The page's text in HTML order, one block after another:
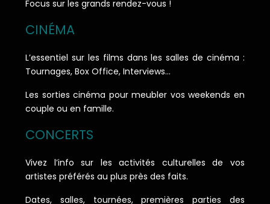
Focus sur les grands rendez-vous !
CINÉMA
L’essentiel sur les films dans les salles de cinéma :
Tournages, Box Office, Interviews…
Les sorties cinéma pour meubler vos weekends en
couple ou en famille.
CONCERTS
Vivez l’info sur les activités culturelles de vos
artistes préférés au plus près des faits.
Dates, salles, tournées, premières parties des